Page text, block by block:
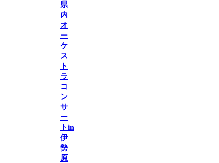
県
内
オ
ー
ケ
ス
ト
ラ
コ
ン
サ
ー
トin
伊
勢
原